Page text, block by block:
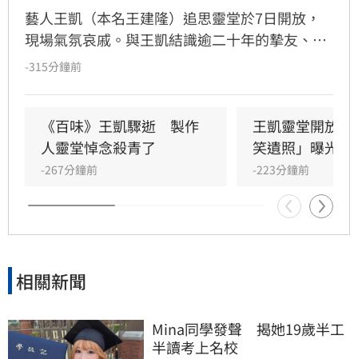
藝人王凱（本名王建隆）追思靈堂於7日開放，
現場氣氛哀戚。與王凱結識逾二十年的摯友、邱
瓈寬特助Jeff現身協助打點後事。由於兩人外貌
助，演藝圈大姐大邱瓈寬展現義氣，主動承擔治
喪事宜並指派Jeff全程留守，陪伴王凱走完人生
最後一程。這場深厚的兄弟情誼與邱瓈寬的溫暖
義舉，成為家屬在面臨驟變時最堅強的後盾，各
界也紛紛對這
-315分鐘前
《百味》王凱驟逝　製作
人靈堂悼念殺青了
-267分鐘前
王凱靈堂開放
笑遺照」曝光
-223分鐘前
相關新聞
Mina同學發聲　揭她19歲半工
半讀考上名校